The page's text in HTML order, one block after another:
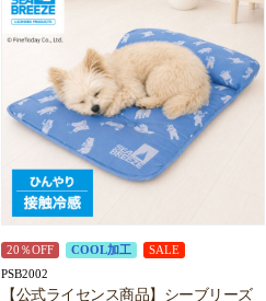
20％OFF COOL加工 SALE
PSB2002
【公式ライセンス商品】シーブリーズ